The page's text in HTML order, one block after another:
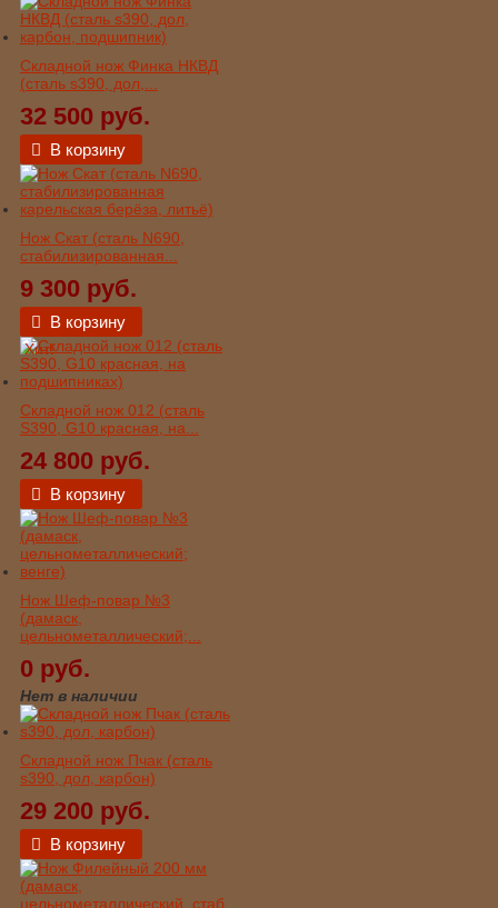
Складной нож Финка НКВД
(сталь s390, дол,...
32 500 руб.
В корзину
Нож Скат (сталь N690,
стабилизированная...
9 300 руб.
В корзину
Хит!
Складной нож 012 (сталь
S390, G10 красная, на...
24 800 руб.
В корзину
Нож Шеф-повар №3
(дамаск,
цельнометаллический;...
0 руб.
Нет в наличии
Складной нож Пчак (сталь
s390, дол, карбон)
29 200 руб.
В корзину